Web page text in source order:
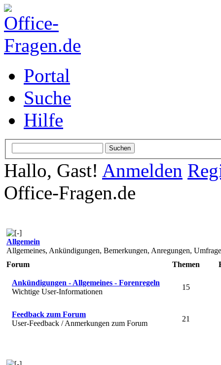
Portal
Suche
Hilfe
Hallo, Gast! Anmelden
Office-Fragen.de
Allgemein
Allgemeines, Ankündigungen, Bemerkungen, Anregungen,
Forum
Themen
Ankündigungen - Allgemeines - Forenregeln
Wichtige User-Informationen
15
Feedback zum Forum
User-Feedback / Anmerkungen zum Forum
21